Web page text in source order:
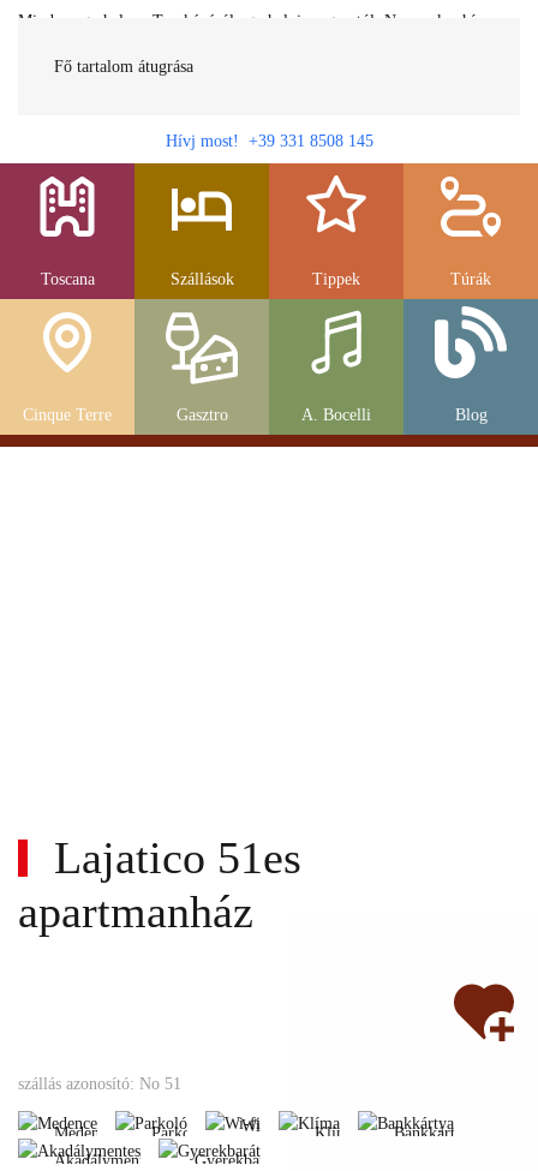
Fő tartalom átugrása
Minden egy helyen Toszkánáról egy helyi magyartól. Nemcsak a híres
gasztronomia....
Hívj most! +39 331 8508 145
Toscana Szállások Tippek Túrák
Cinque Terre Gasztro A. Bocelli Blog
Lajatico 51es
apartmanház
szállás azonosító: No 51
Medence
Medence
Parkoló
Parkoló
Wi-
fi
Klíma Bankkártya
Akadálymentes
Akadálymentes
Gyerekbarát
Gyerekbarát